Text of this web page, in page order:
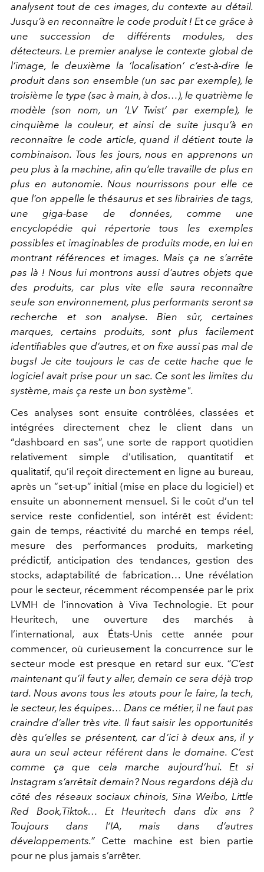
analysent tout de ces images, du contexte au détail.
Jusqu’à en reconnaître le code produit ! Et ce grâce à
une succession de différents modules, des
détecteurs. Le premier analyse le contexte global de
l’image, le deuxième la ‘localisation’ c’est-à-dire le
produit dans son ensemble (un sac par exemple), le
troisième le type (sac à main, à dos…), le quatrième le
modèle (son nom, un ‘LV Twist’ par exemple), le
cinquième la couleur, et ainsi de suite jusqu’à en
reconnaître le code article, quand il détient toute la
combinaison. Tous les jours, nous en apprenons un
peu plus à la machine, aﬁn qu’elle travaille de plus en
plus en autonomie. Nous nourrissons pour elle ce
que l’on appelle le thésaurus et ses librairies de tags,
une giga-base de données, comme une
encyclopédie qui répertorie tous les exemples
possibles et imaginables de produits mode, en lui en
montrant références et images. Mais ça ne s’arrête
pas là ! Nous lui montrons aussi d’autres objets que
des produits, car plus vite elle saura reconnaître
seule son environnement, plus performants seront sa
recherche et son analyse. Bien sûr, certaines
marques, certains produits, sont plus facilement
identiﬁables que d’autres, et on ﬁxe aussi pas mal de
bugs! Je cite toujours le cas de cette hache que le
logiciel avait prise pour un sac. Ce sont les limites du
système, mais ça reste un bon système".
Ces analyses sont ensuite contrôlées, classées et
intégrées directement chez le client dans un
“dashboard en sas”, une sorte de rapport quotidien
relativement simple d’utilisation, quantitatif et
qualitatif, qu’il reçoit directement en ligne au bureau,
après un “set-up” initial (mise en place du logiciel) et
ensuite un abonnement mensuel. Si le coût d’un tel
service reste conﬁdentiel, son intérêt est évident:
gain de temps, réactivité du marché en temps réel,
mesure des performances produits, marketing
prédictif, anticipation des tendances, gestion des
stocks, adaptabilité de fabrication… Une révélation
pour le secteur, récemment récompensée par le prix
LVMH de l’innovation à Viva Technologie. Et pour
Heuritech, une ouverture des marchés à
l’international, aux États-Unis cette année pour
commencer, où curieusement la concurrence sur le
secteur mode est presque en retard sur eux. “C’est
maintenant qu’il faut y aller, demain ce sera déjà trop
tard. Nous avons tous les atouts pour le faire, la tech,
le secteur, les équipes… Dans ce métier, il ne faut pas
craindre d’aller très vite. Il faut saisir les opportunités
dès qu’elles se présentent, car d’ici à deux ans, il y
aura un seul acteur référent dans le domaine. C’est
comme ça que cela marche aujourd’hui. Et si
Instagram s’arrêtait demain? Nous regardons déjà du
côté des réseaux sociaux chinois, Sina Weibo, Little
Red Book,Tiktok… Et Heuritech dans dix ans ?
Toujours dans l’IA, mais dans d’autres
développements.” Cette machine est bien partie
pour ne plus jamais s’arrêter.